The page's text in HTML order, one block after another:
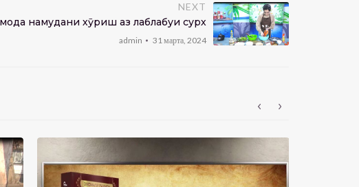
NEXT
намудани хӯриш аз лаблабуи сурх
admin 31 марта, 2024